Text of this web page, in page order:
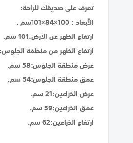
تعرف على صديقك للراحة:
الأبعاد : 100×84×101سم .
ارتفاع الظهر عن الأرض:101 سم.
ارتفاع الظهر من منطقة الجلوس:65 سم.
عرض منطقة الجلوس:58 سم.
عمق منطقة الجلوس:54 سم.
عرض الذراعين:21 سم.
عمق الذراعين:39 سم.
ارتفاع الذراعين:62 سم.